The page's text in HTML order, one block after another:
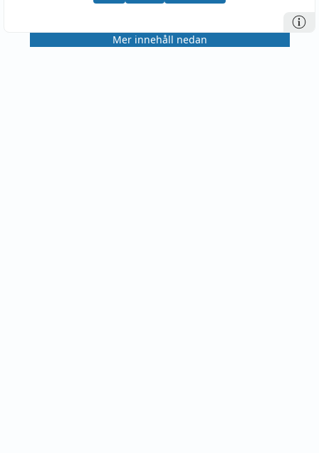
Mer innehåll nedan